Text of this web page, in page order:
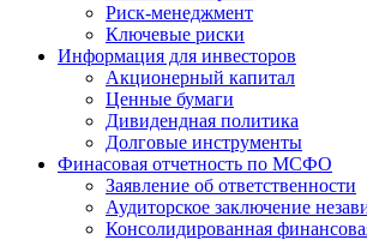
Риск-менеджмент
Ключевые риски
Информация для инвесторов
Акционерный капитал
Ценные бумаги
Дивидендная политика
Долговые инструменты
Финасовая отчетность по МСФО
Заявление об ответственности
Аудиторское заключение
Консолидированная